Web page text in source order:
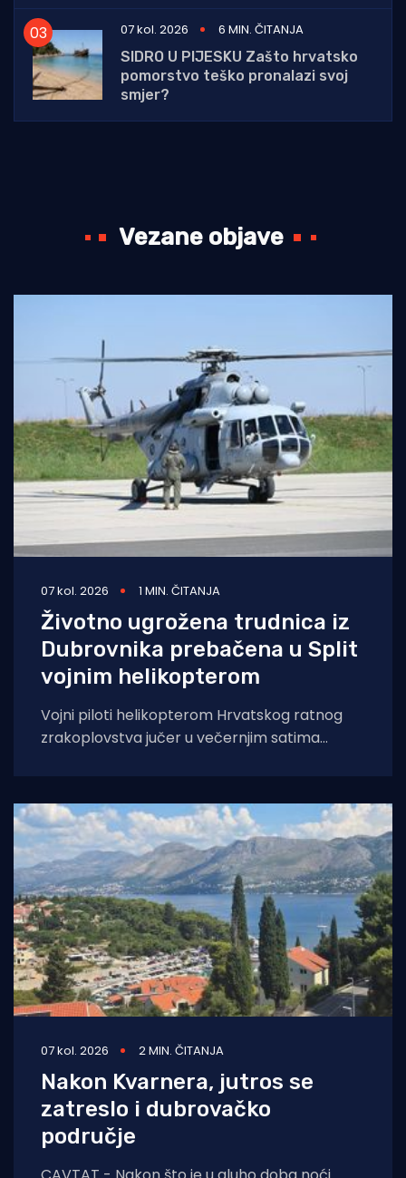
07 kol. 2026
6 MIN. ČITANJA
SIDRO U PIJESKU Zašto hrvatsko
pomorstvo teško pronalazi svoj
smjer?
Vezane objave
07 kol. 2026 1 MIN. ČITANJA
Životno ugrožena trudnica iz
Dubrovnika prebačena u Split
vojnim helikopterom
Vojni piloti helikopterom Hrvatskog ratnog
zrakoplovstva jučer u večernjim satima
07 kol. 2026 2 MIN. ČITANJA
Nakon Kvarnera, jutros se
zatreslo i dubrovačko
područje